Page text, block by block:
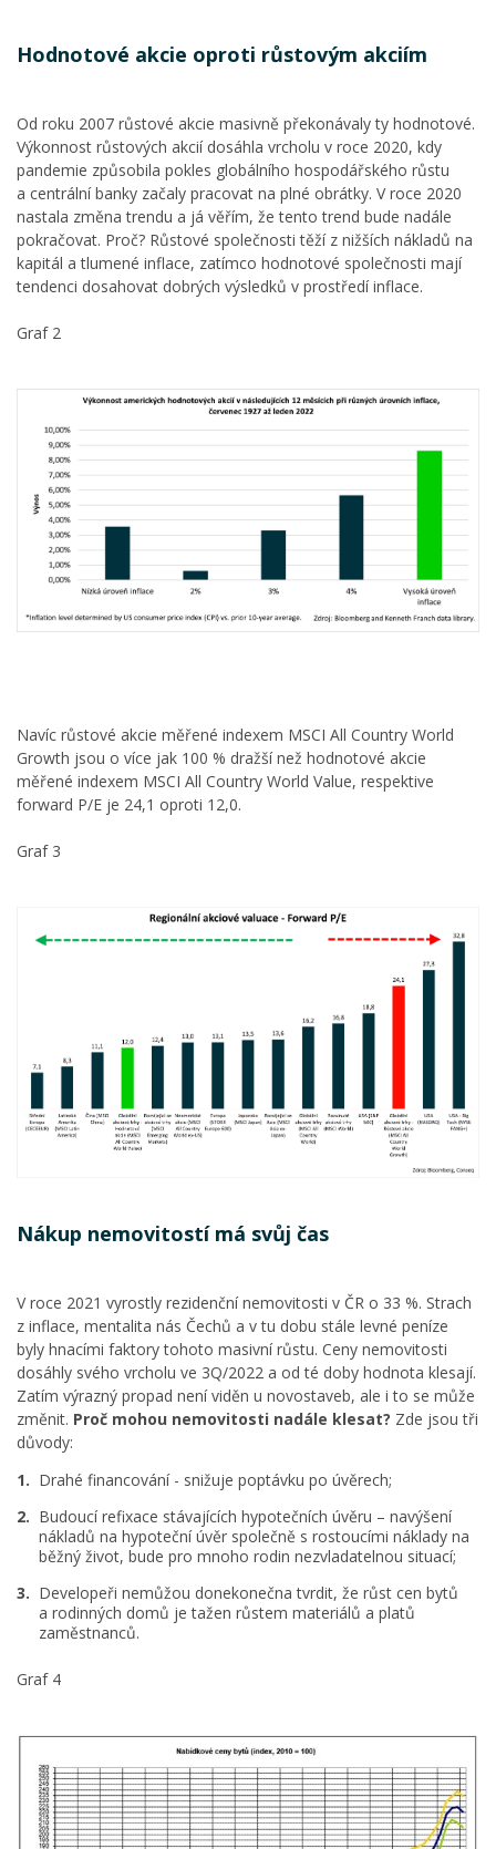
Hodnotové akcie oproti růstovým akciím
Od roku 2007 růstové akcie masivně překonávaly ty hodnotové.
Výkonnost růstových akcií dosáhla vrcholu v roce 2020, kdy
pandemie způsobila pokles globálního hospodářského růstu
a centrální banky začaly pracovat na plné obrátky. V roce 2020
nastala změna trendu a já věřím, že tento trend bude nadále
pokračovat. Proč? Růstové společnosti těží z nižších nákladů na
kapitál a tlumené inflace, zatímco hodnotové společnosti mají
tendenci dosahovat dobrých výsledků v prostředí inflace.
Graf 2
Navíc růstové akcie měřené indexem MSCI All Country World
Growth jsou o více jak 100 % dražší než hodnotové akcie
měřené indexem MSCI All Country World Value, respektive
forward P/E je 24,1 oproti 12,0.
Graf 3
Nákup nemovitostí má svůj čas
V roce 2021 vyrostly rezidenční nemovitosti v ČR o 33 %. Strach
z inflace, mentalita nás Čechů a v tu dobu stále levné peníze
byly hnacími faktory tohoto masivní růstu. Ceny nemovitosti
dosáhly svého vrcholu ve 3Q/2022 a od té doby hodnota klesají.
Zatím výrazný propad není viděn u novostaveb, ale i to se může
změnit. Proč mohou nemovitosti nadále klesat? Zde jsou tři
důvody:
Drahé financování - snižuje poptávku po úvěrech;
Budoucí refixace stávajících hypotečních úvěru – navýšení
nákladů na hypoteční úvěr společně s rostoucími náklady na
běžný život, bude pro mnoho rodin nezvladatelnou situací;
Developeři nemůžou donekonečna tvrdit, že růst cen bytů
a rodinných domů je tažen růstem materiálů a platů
zaměstnanců.
Graf 4